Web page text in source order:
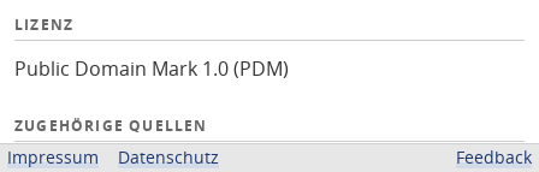
LIZENZ
Public Domain Mark 1.0 (PDM)
ZUGEHÖRIGE QUELLEN
Impressum Datenschutz Feedback